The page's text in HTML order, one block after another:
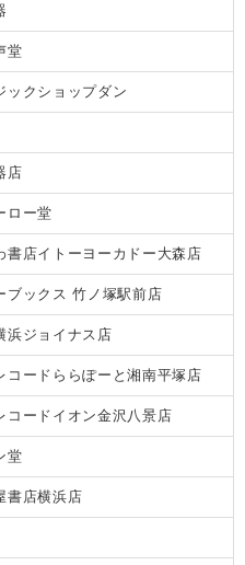
堂
ックショップダン
店
ロー堂
書店イトーヨーカドー大森店
ブックス 竹ノ塚駅前店
浜ジョイナス店
コードららぽーと湘南平塚店
コードイオン金沢八景店
堂
書店横浜店